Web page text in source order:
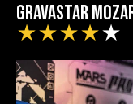
Gravastar
★★★★★